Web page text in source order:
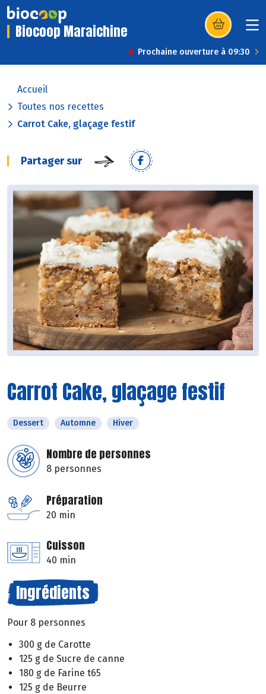
Biocoop Maraichine (s’ouvre dans
Prochaine ouverture à 09:30
Accueil
Toutes nos recettes
Carrot Cake, glaçage festif
Partager sur
Carrot Cake, glaçage festif
Dessert Automne Hiver
Nombre de personnes
8 personnes
Préparation
20 min
Cuisson
40 min
Ingrédients
Pour 8 personnes
300 g de Carotte
125 g de Sucre de canne
180 g de Farine t65
125 g de Beurre